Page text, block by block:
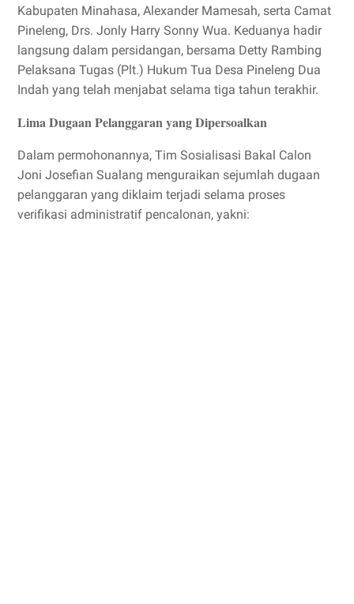
Kabupaten Minahasa, Alexander Mamesah, serta Camat
Pineleng, Drs. Jonly Harry Sonny Wua. Keduanya hadir
langsung dalam persidangan, bersama Detty Rambing
Pelaksana Tugas (Plt.) Hukum Tua Desa Pineleng Dua
Indah yang telah menjabat selama tiga tahun terakhir.
Lima Dugaan Pelanggaran yang Dipersoalkan
Dalam permohonannya, Tim Sosialisasi Bakal Calon
Joni Josefian Sualang menguraikan sejumlah dugaan
pelanggaran yang diklaim terjadi selama proses
verifikasi administratif pencalonan, yakni: